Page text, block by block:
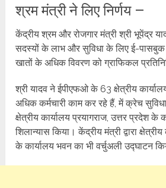
श्रम मंत्री ने लिए निर्णय –
केंद्रीय श्रम और रोजगार मंत्री श्री भूपेंद्र
सदस्यों के लाभ और सुविधा के लिए ई-
खातों के अधिक विवरण को ग्राफिकल
श्री यादव ने ईपीएफओ के 63 क्षेत्रीय
अधिक कर्मचारी काम कर रहे हैं, में क्रेच
क्षेत्रीय कार्यालय प्रयागराज, उत्तर प्रदेश के
शिलान्यास किया। केंद्रीय मंत्री द्वारा
के कार्यालय भवन का भी वर्चुअली उद्घाटन